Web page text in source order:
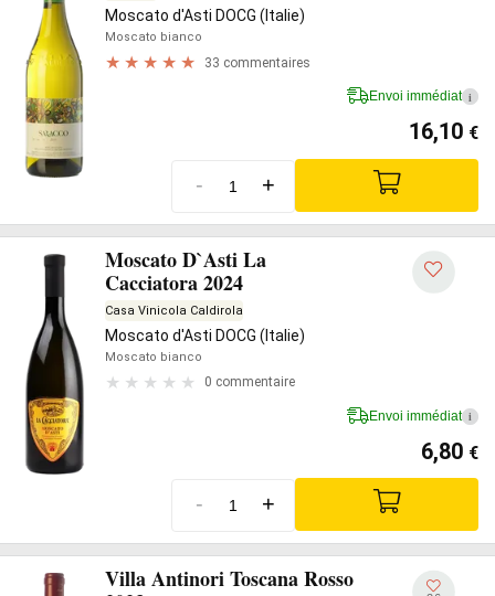
Moscato d'Asti DOCG (Italie)
Moscato bianco
33 commentaires
Envoi immédiat i
16,10 €
- +
Moscato D`Asti La
Cacciatora 2024
Casa Vinicola Caldirola
Moscato d'Asti DOCG (Italie)
Moscato bianco
0 commentaire
Envoi immédiat i
6,80 €
- +
Villa Antinori Toscana Rosso